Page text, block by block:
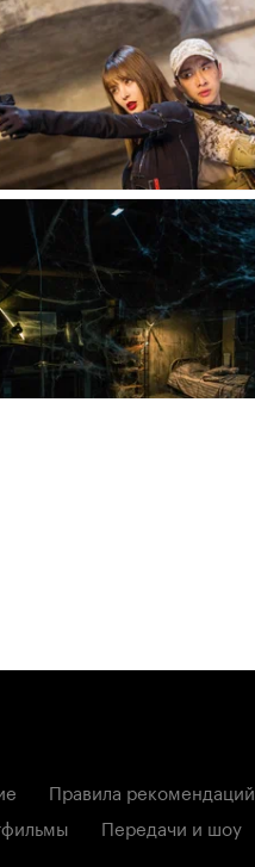
Правила рекомендаций
Передачи и шоу